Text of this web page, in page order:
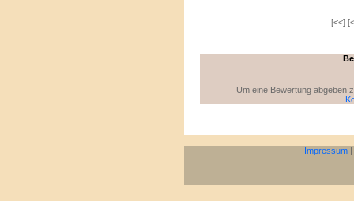
[<<]
Um eine Bewertung abgeben
Impressum |